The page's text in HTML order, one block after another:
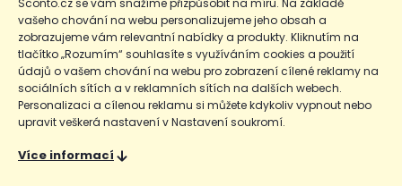
mezinárodního řetězce, který provozuje
obchodní domyHoeffneraSconto
Přejít naSconto.sk
Ceny produktů na e-shopu sconto.cz jsou označeny následovně. Běžná
Sconto.cz se vám snažíme přizpůsobit na míru. Na základě
vašeho chování na webu personalizujeme jeho obsah a
zobrazujeme vám relevantní nabídky a produkty. Kliknutím na
tlačítko „Rozumím“ souhlasíte s využíváním cookies a použití
údajů o vašem chování na webu pro zobrazení cílené reklamy na
sociálních sítích a v reklamních sítích na dalších webech.
Personalizaci a cílenou reklamu si můžete kdykoliv vypnout nebo
upravit veškerá nastavení v Nastavení soukromí.
Více informací